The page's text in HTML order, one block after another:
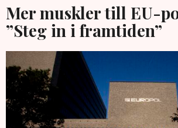
Mer muskler till EU-
”Steg in i framtiden”